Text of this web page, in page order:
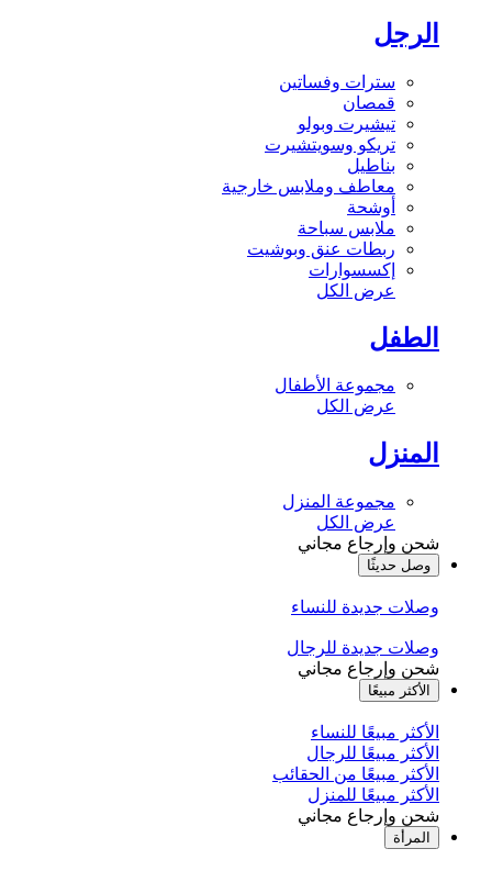
الرجل
سترات وفساتين
قمصان
تيشيرت وبولو
تريكو وسويتشيرت
بناطيل
معاطف وملابس خارجية
أوشحة
ملابس سباحة
ربطات عنق وبوشيت
إكسسوارات
عرض الكل
الطفل
مجموعة الأطفال
عرض الكل
المنزل
مجموعة المنزل
عرض الكل
شحن وإرجاع مجاني
وصل حديثًا
وصلات جديدة للنساء
وصلات جديدة للرجال
شحن وإرجاع مجاني
الأكثر مبيعًا
الأكثر مبيعًا للنساء
الأكثر مبيعًا للرجال
الأكثر مبيعًا من الحقائب
الأكثر مبيعًا للمنزل
شحن وإرجاع مجاني
المرأة